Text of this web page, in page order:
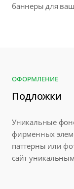
баннеры для
ОФОРМЛЕНИЕ
Подложки
Уникальные
фирменных
паттерны или
сайт